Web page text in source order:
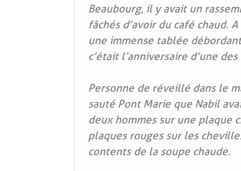
Beaubourg, il y avait un
fâchés d’avoir du café chaud.
une immense tablée
c’était l’anniversaire d’une
Personne de réveillé dans le
sauté Pont Marie que Nabil
deux hommes sur une plaque
plaques rouges sur les
contents de la soupe chaude.